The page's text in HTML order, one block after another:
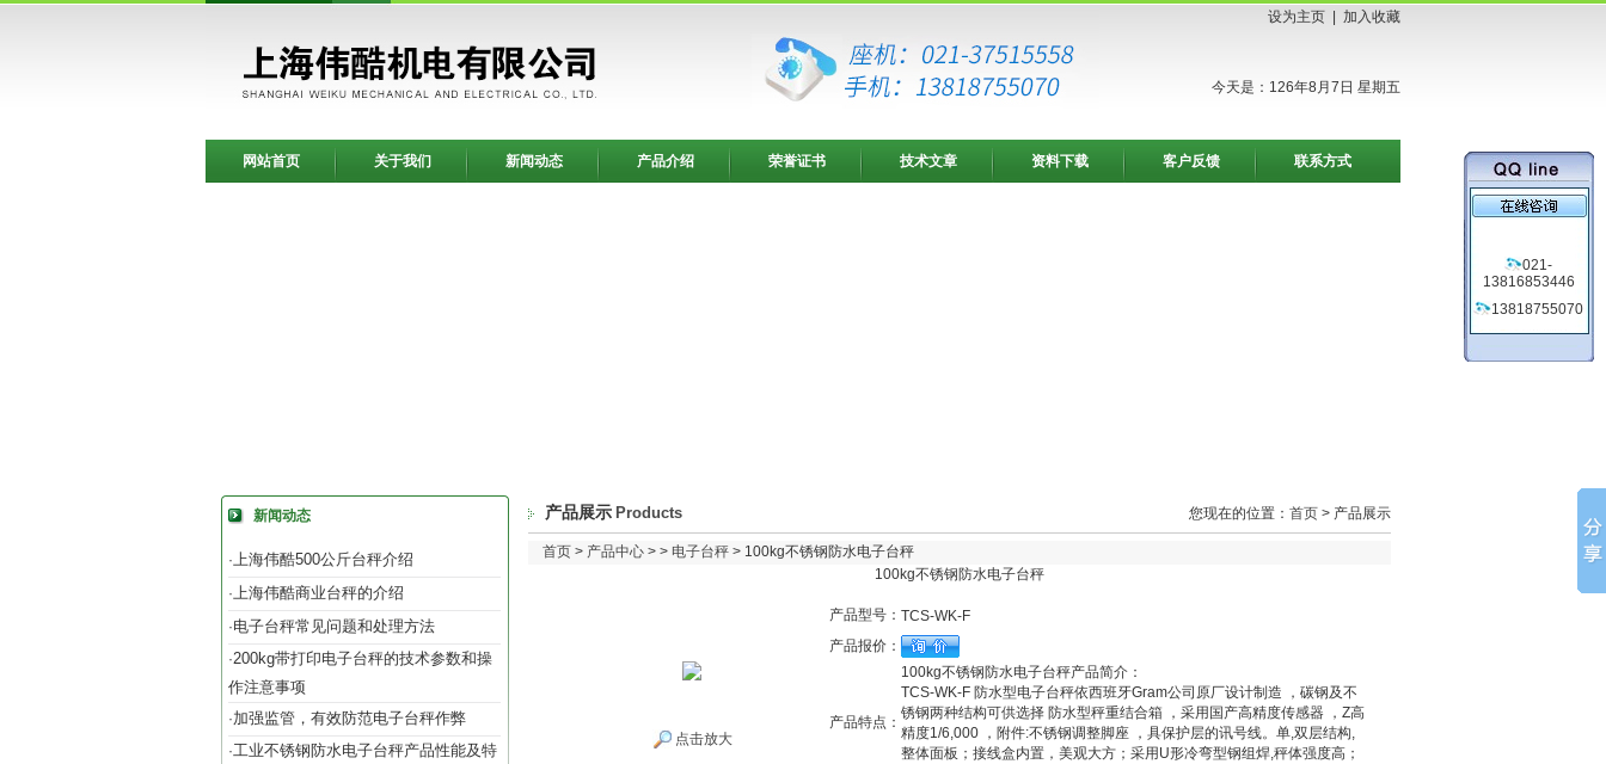
设为主页 加入收藏
今天是：126年8月7日 星期五
网站首页 关于我们 新闻动态 产品介绍 荣誉证书 技术文章 资料下载 客户反馈 联系方式
新闻动态
·上海伟酷500公斤台秤介绍
·上海伟酷商业台秤的介绍
·电子台秤常见问题和处理方法
·200kg带打印电子台秤的技术参数和操
作注意事项
·加强监管，有效防范电子台秤作弊
·工业不锈钢防水电子台秤产品性能及特
产品展示 Products 您现在的位置： 首页 > 产品展示
首页 > 产品中心 > > 电子台秤 > 100kg不锈钢防水电子台秤
100kg不锈钢防水电子台秤
点击放大
产品型号： TCS-WK-F
产品报价：
产品特点：
100kg不锈钢防水电子台秤产品简介：
TCS-WK-F 防水型电子台秤依西班牙Gram公司原厂设计制造 ，碳钢及不
锈钢两种结构可供选择 防水型秤重结合箱 ，采用国产高精度传感器 ，Z高
精度1/6,000 ，附件:不锈钢调整脚座 ，具保护层的讯号线。单,双层结构,
整体面板；接线盒内置，美观大方；采用U形冷弯型钢组焊,秤体强度高；
021-
13816853446
13818755070